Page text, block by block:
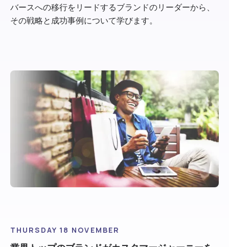
バースへの移行をリードするブランドのリーダーから、
その戦略と成功事例について学びます。
THURSDAY 18 NOVEMBER